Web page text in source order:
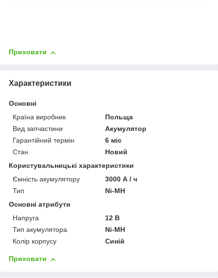
Приховати
Характеристики
Основні
Країна виробник
Польща
Вид запчастини
Акумулятор
Гарантійний термін
6 міс
Стан
Новий
Користувальницькі характеристики
Ємність акумулятору
3000 А / ч
Тип
Ni-MH
Основні атрибути
Напруга
12 В
Тип акумулятора
Ni-MH
Колір корпусу
Синій
Приховати